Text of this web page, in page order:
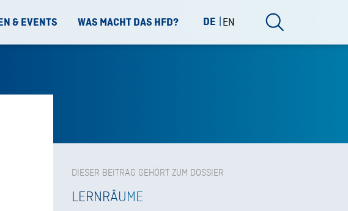
& EVENTS WAS MACHT DAS HFD? DE EN
DIESER BEITRAG GEHÖRT ZUM DOSSIER
LERNRÄUME